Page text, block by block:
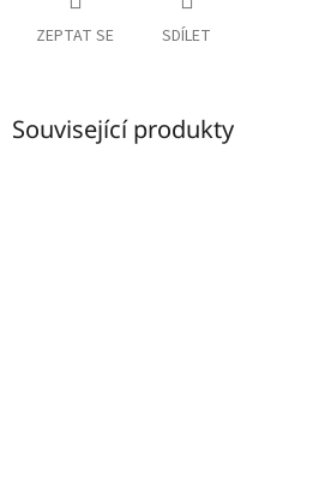
ZEPTAT SE SDÍLET
Související produkty